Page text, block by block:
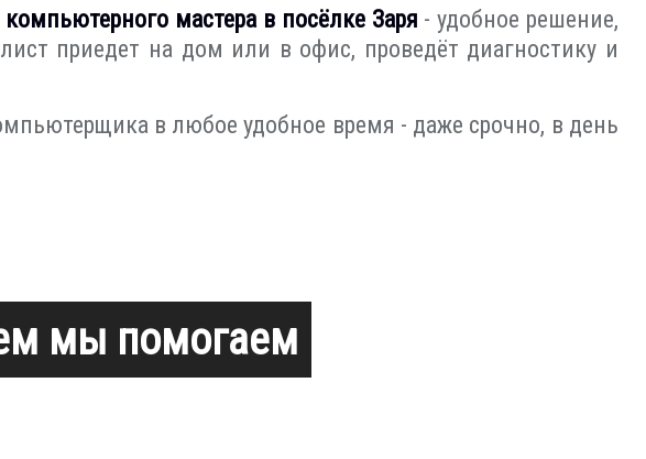
мастера в посёлке Заря - удобное решение,
приедет на дом или в офис, проведёт диагностику и
в любое удобное время - даже срочно, в день
мы помогаем